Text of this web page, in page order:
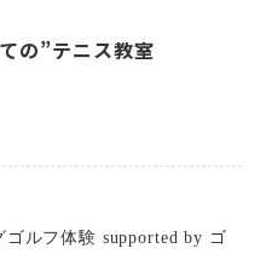
の”テニス教室